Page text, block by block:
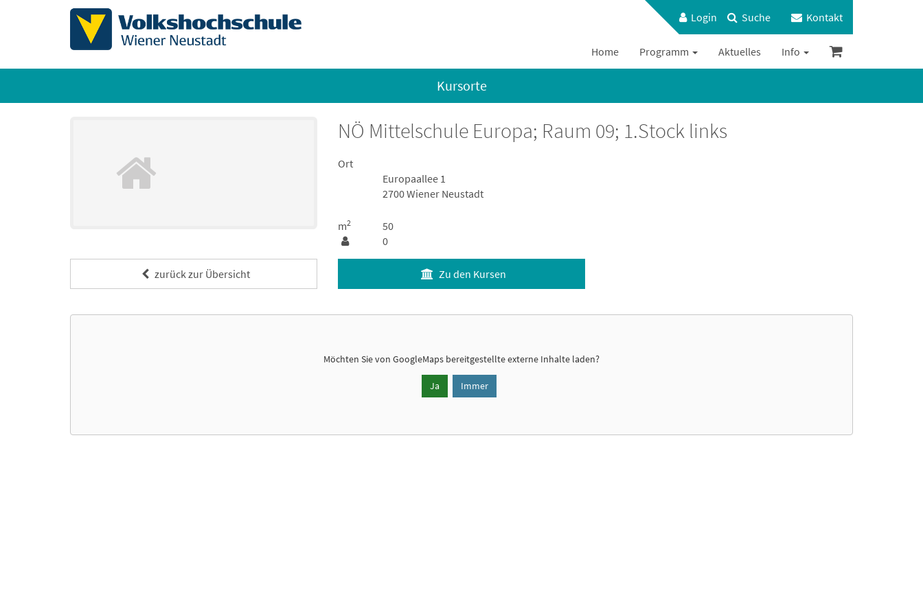
Login Suche Kontakt
Home Programm Aktuelles Info
Kursorte
NÖ Mittelschule Europa; Raum 09; 1.Stock links
Ort
Europaallee 1
2700 Wiener Neustadt
m2
50
0
zurück zur Übersicht Zu den Kursen
Möchten Sie von GoogleMaps bereitgestellte externe Inhalte laden?
Ja Immer